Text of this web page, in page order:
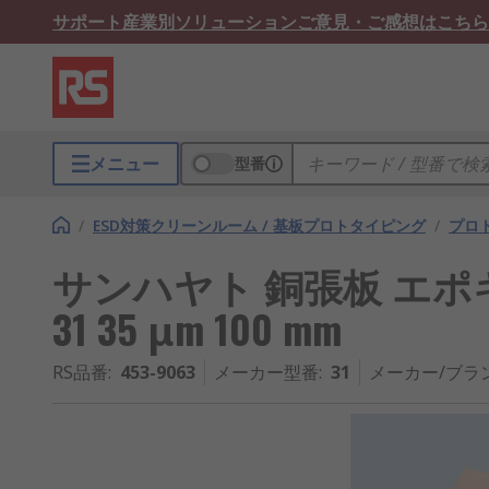
サポート産業別ソリューションご意見・ご感想はこちら
メニュー 型番
/ ESD対策クリーンルーム / 基板プロトタイピング / プロ
サンハヤト 銅張板 エ
31 35 μm 100 mm
RS品番: 453-9063 メーカー型番: 31 メーカー/ブラ